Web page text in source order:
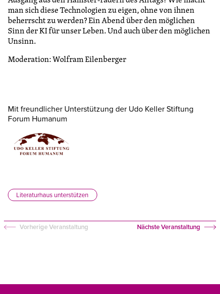
man sich diese Technologien zu eigen, ohne von ihnen
beherrscht zu werden? Ein Abend über den möglichen
Sinn der KI für unser Leben. Und auch über den möglichen
Unsinn.
Moderation: Wolfram Eilenberger
Mit freundlicher Unterstützung der Udo Keller Stiftung
Forum Humanum
Literaturhaus unterstützen
Vorherige Veranstaltung Nächste Veranstaltung